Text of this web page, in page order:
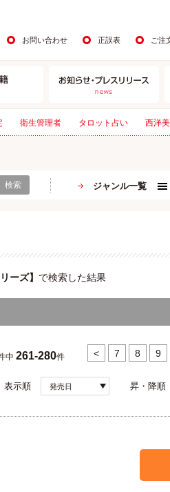
お問い合わせ 正誤表 ご注
衛生管理者 タロット占い 西洋
検索 ジャンル一覧
ーズ】 で検索した結果
中 261-280件 < 7 8 9
表示順 発売日 昇・降順